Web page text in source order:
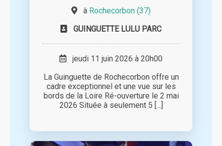
à Rochecorbon (37)
GUINGUETTE LULU PARC
jeudi 11 juin 2026 à 20h00
La Guinguette de Rochecorbon offre un
cadre exceptionnel et une vue sur les
bords de la Loire Ré-ouverture le 2 mai
2026 Située à seulement 5 [...]